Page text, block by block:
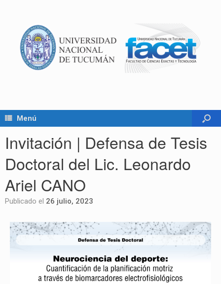
Menú
Invitación | Defensa de Tesis
Doctoral del Lic. Leonardo
Ariel CANO
Publicado el 26 julio, 2023